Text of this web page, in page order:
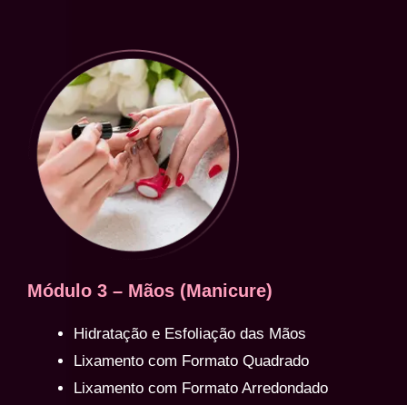
Módulo 3 – Mãos (Manicure)
Hidratação e Esfoliação das Mãos
Lixamento com Formato Quadrado
Lixamento com Formato Arredondado